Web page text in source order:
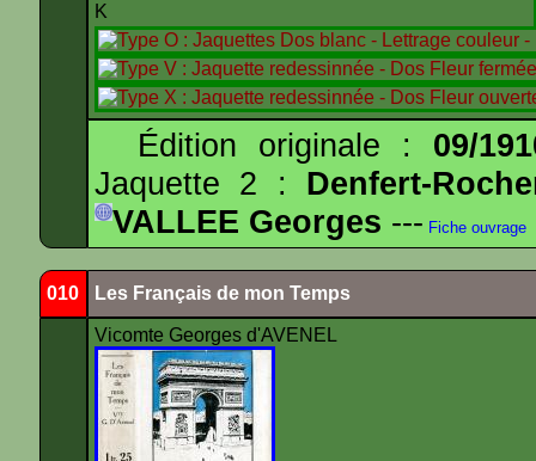
K
Édition originale : 09/
Jaquette 2 : Denfert-
VALLEE Georges --- Fiche ouvrage
010 Les Français de mon Temps
Vicomte Georges d'AVENEL